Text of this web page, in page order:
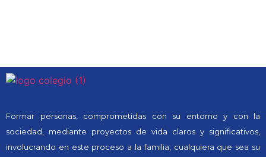
Formar personas, comprometidas con su entorno y con la
sociedad, mediante proyectos de vida claros y significativos,
involucrando en este proceso a la familia, cualquiera que sea su